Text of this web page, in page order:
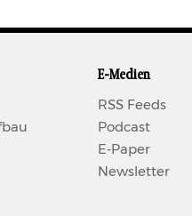
E-Medien
RSS Feeds
Podcast
E-Paper
Newsletter